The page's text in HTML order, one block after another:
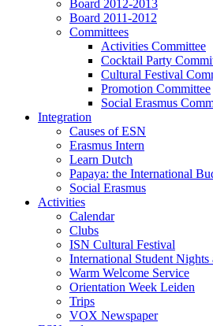
Board 2012-2013
Board 2011-2012
Committees
Activities Committee
Cocktail Party
Cultural Festival
Promotion Committee
Social Erasmus
Integration
Causes of ESN
Erasmus Intern
Learn Dutch
Papaya: the International
Social Erasmus
Activities
Calendar
Clubs
ISN Cultural Festival
International Student Nights
Warm Welcome Service
Orientation Week Leiden
Trips
VOX Newspaper